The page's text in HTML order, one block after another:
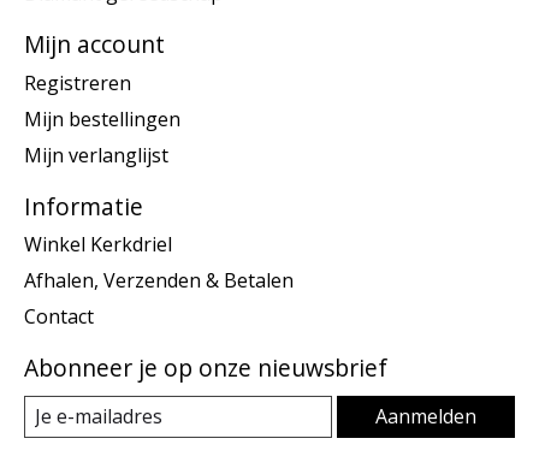
Mijn account
Registreren
Mijn bestellingen
Mijn verlanglijst
Informatie
Winkel Kerkdriel
Afhalen, Verzenden & Betalen
Contact
Abonneer je op onze nieuwsbrief
Aanmelden